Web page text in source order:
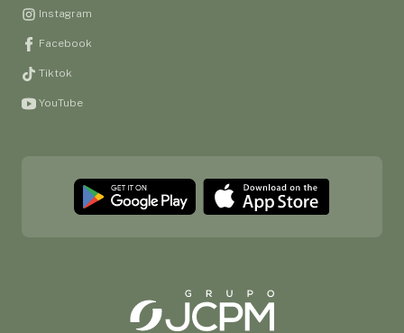
Instagram
Facebook
Tiktok
YouTube